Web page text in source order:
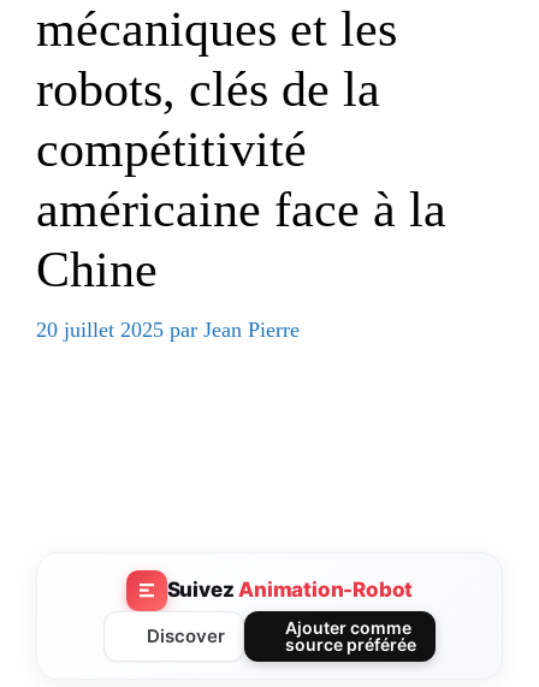
mécaniques et les
robots, clés de la
compétitivité
américaine face à la
Chine
20 juillet 2025 par Jean Pierre
SuivezAnimation-Robot
Discover
Ajouter comme
source préférée